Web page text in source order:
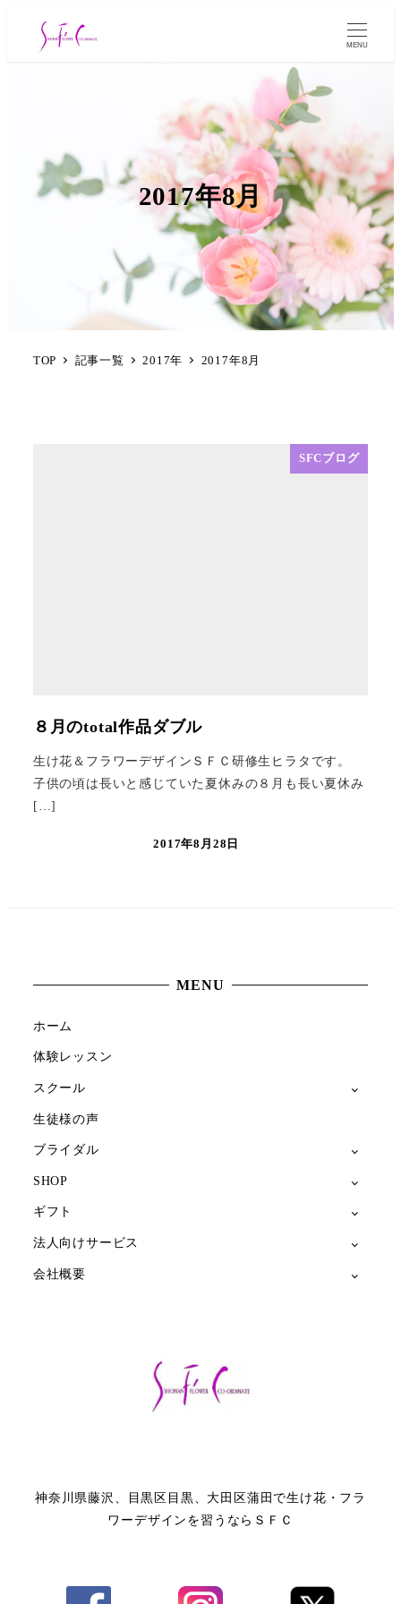
MENU
2017年8月
TOP 記事一覧 2017年 2017年8月
SFCブログ
８月のtotal作品ダブル
生け花＆フラワーデザインＳＦＣ研修生ヒラタです。
子供の頃は長いと感じていた夏休みの８月も長い夏休み
[…]
2017年8月28日
MENU
ホーム
体験レッスン
スクール
生徒様の声
ブライダル
SHOP
ギフト
法人向けサービス
会社概要
神奈川県藤沢、目黒区目黒、大田区蒲田で生け花・フラ
ワーデザインを習うならＳＦＣ